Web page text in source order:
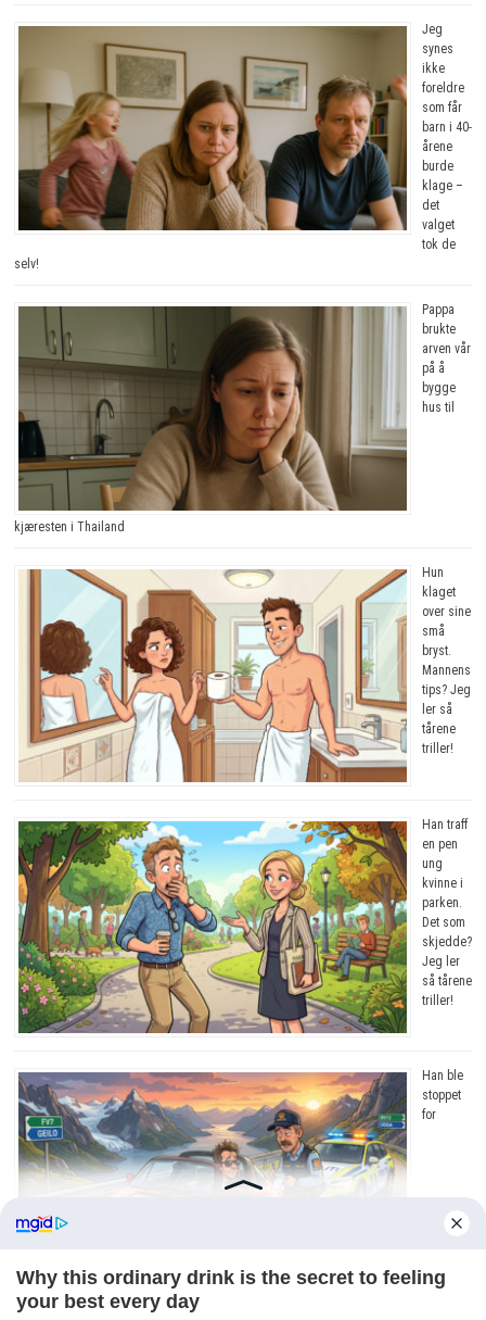
Jeg
synes
ikke
foreldre
som får
barn i 40-
årene
burde
klage –
det
valget
tok de
selv!
Pappa
brukte
arven vår
på å
bygge
hus til
kjæresten i Thailand
Hun
klaget
over sine
små
bryst.
Mannens
tips? Jeg
ler så
tårene
triller!
Han traff
en pen
ung
kvinne i
parken.
Det som
skjedde?
Jeg ler
så tårene
triller!
Han ble
stoppet
for
råkjøring. Grunnen? Jeg ler så tårene triller!